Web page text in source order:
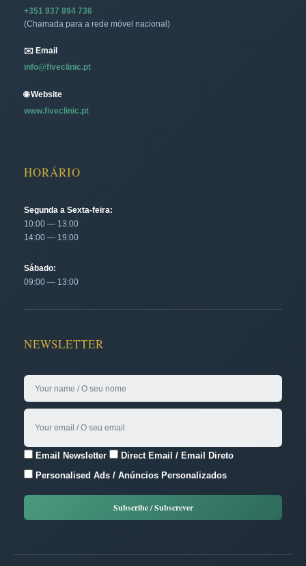
+351 937 894 736
(Chamada para a rede móvel nacional)
✉️ Email
info@fiveclinic.pt
🌐 Website
www.fiveclinic.pt
HORÁRIO
Segunda a Sexta-feira:
10:00 — 13:00
14:00 — 19:00
Sábado:
09:00 — 13:00
NEWSLETTER
Email Newsletter
Direct Email / Email Direto
Personalised Ads / Anúncios Personalizados